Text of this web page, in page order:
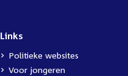
Links
Politieke websites
Voor jongeren